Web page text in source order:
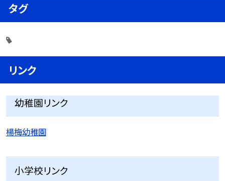
タグ
リンク
幼稚園リンク
楊梅幼稚園
小学校リンク